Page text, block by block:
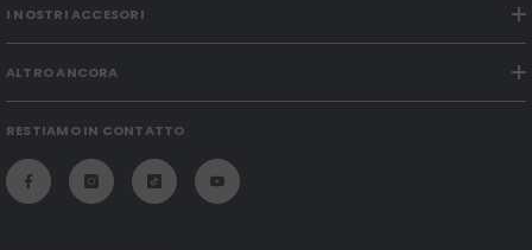
I NOSTRI ACCESORI
ALTRO ANCORA
RESTIAMO IN CONTATTO